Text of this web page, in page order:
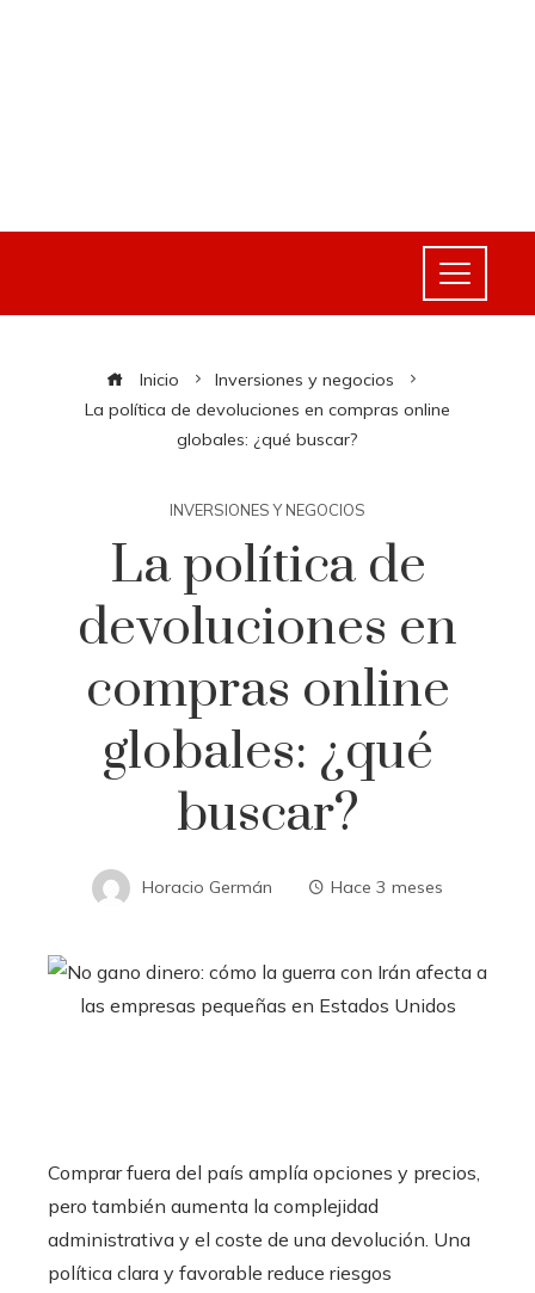
Inicio
Inversiones y negocios
La política de devoluciones en compras online
globales: ¿qué buscar?
INVERSIONES Y NEGOCIOS
La política de
devoluciones en
compras online
globales: ¿qué
buscar?
Horacio Germán Hace 3 meses
Comprar fuera del país amplía opciones y precios,
pero también aumenta la complejidad
administrativa y el coste de una devolución. Una
política clara y favorable reduce riesgos